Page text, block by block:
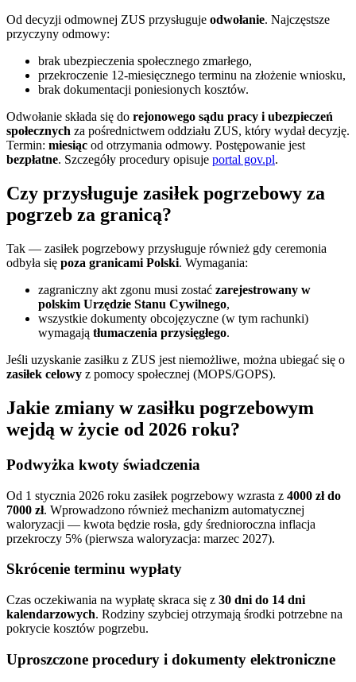
Od decyzji odmownej ZUS przysługuje odwołanie. Najczęstsze
przyczyny odmowy:
brak ubezpieczenia społecznego zmarłego,
przekroczenie 12-miesięcznego terminu na złożenie wniosku,
brak dokumentacji poniesionych kosztów.
Odwołanie składa się do rejonowego sądu pracy i ubezpieczeń
społecznych za pośrednictwem oddziału ZUS, który wydał decyzję.
Termin: miesiąc od otrzymania odmowy. Postępowanie jest
bezpłatne. Szczegóły procedury opisuje portal gov.pl.
Czy przysługuje zasiłek pogrzebowy za
pogrzeb za granicą?
Tak — zasiłek pogrzebowy przysługuje również gdy ceremonia
odbyła się poza granicami Polski. Wymagania:
zagraniczny akt zgonu musi zostać zarejestrowany w
polskim Urzędzie Stanu Cywilnego,
wszystkie dokumenty obcojęzyczne (w tym rachunki)
wymagają tłumaczenia przysięgłego.
Jeśli uzyskanie zasiłku z ZUS jest niemożliwe, można ubiegać się o
zasiłek celowy z pomocy społecznej (MOPS/GOPS).
Jakie zmiany w zasiłku pogrzebowym
wejdą w życie od 2026 roku?
Podwyżka kwoty świadczenia
Od 1 stycznia 2026 roku zasiłek pogrzebowy wzrasta z 4000 zł do
7000 zł. Wprowadzono również mechanizm automatycznej
waloryzacji — kwota będzie rosła, gdy średnioroczna inflacja
przekroczy 5% (pierwsza waloryzacja: marzec 2027).
Skrócenie terminu wypłaty
Czas oczekiwania na wypłatę skraca się z 30 dni do 14 dni
kalendarzowych. Rodziny szybciej otrzymają środki potrzebne na
pokrycie kosztów pogrzebu.
Uproszczone procedury i dokumenty elektroniczne